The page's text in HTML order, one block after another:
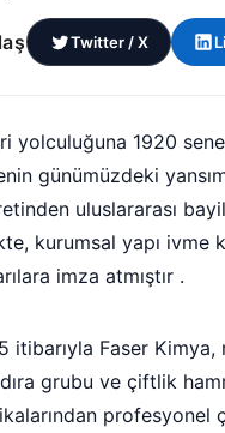
Twitter / X
yolculuğuna 1920
günümüzdeki
uluslararası
kurumsal yapı ivme
imza atmıştır .
itibarıyla Faser Kimya,
grubu ve çiftlik
profesyonel